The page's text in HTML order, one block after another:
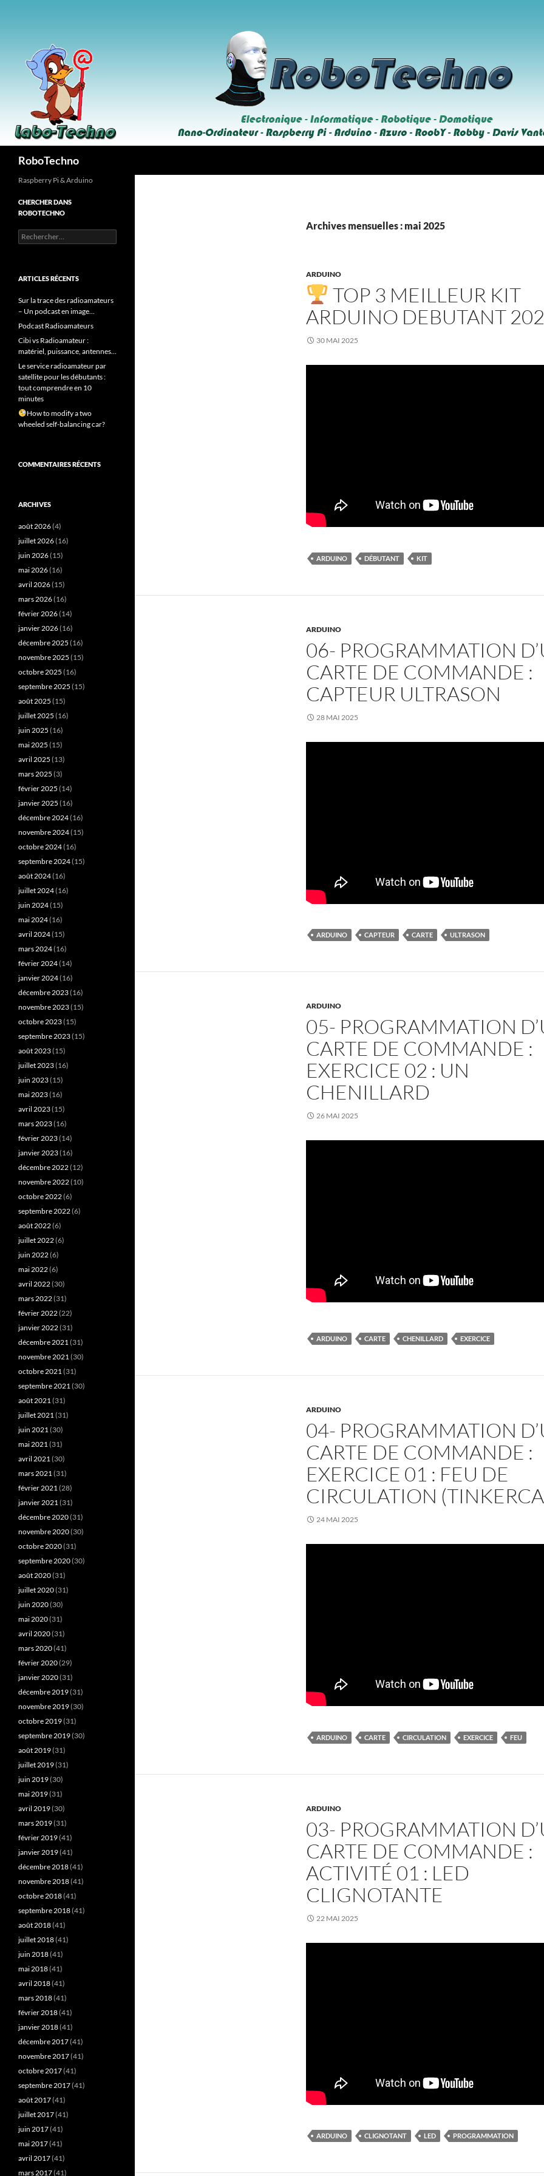
RoboTechno
Archives mensuelles : mai 2025
ARDUINO
TOP 3 MEILLEUR KIT
ARDUINO DEBUTANT
30 MAI 2025
ARDUINO DÉBUTANT KIT
ARDUINO
06- PROGRAMMATION
CARTE DE COMMANDE :
CAPTEUR ULTRASON
28 MAI 2025
ARDUINO CAPTEUR CARTE ULTRASON
ARDUINO
05- PROGRAMMATION
CARTE DE COMMANDE :
EXERCICE 02 : UN
CHENILLARD
26 MAI 2025
ARDUINO CARTE CHENILLARD EXERCICE
ARDUINO
04- PROGRAMMATION
CARTE DE COMMANDE :
EXERCICE 01 : FEU DE
CIRCULATION
24 MAI 2025
ARDUINO CARTE CIRCULATION EXERCICE FEU
ARDUINO
03- PROGRAMMATION
CARTE DE COMMANDE :
ACTIVITÉ 01 : LED
CLIGNOTANTE
22 MAI 2025
ARDUINO CLIGNOTANT LED PROGRAMMATION
Raspberry Pi & Arduino
CHERCHER DANS
ROBOTECHNO
Rechercher :
ARTICLES RÉCENTS
Sur la trace des radioamateurs
– Un podcast en image…
Podcast Radioamateurs
Cibi vs Radioamateur :
matériel, puissance, antennes…
Le service radioamateur par
satellite pour les débutants :
tout comprendre en 10
minutes
How to modify a two
wheeled self-balancing car?
COMMENTAIRES RÉCENTS
ARCHIVES
août 2026(4)
juillet 2026(16)
juin 2026(15)
mai 2026(16)
avril 2026(15)
mars 2026(16)
février 2026(14)
janvier 2026(16)
décembre 2025 (16)
novembre 2025 (15)
octobre 2025 (16)
septembre 2025 (15)
août 2025 (15)
juillet 2025 (16)
juin 2025 (16)
mai 2025 (15)
avril 2025 (13)
mars 2025 (3)
février 2025 (14)
janvier 2025 (16)
décembre 2024(16)
novembre 2024(15)
octobre 2024(16)
septembre 2024(15)
août 2024(16)
juillet 2024(16)
juin 2024(15)
mai 2024(16)
avril 2024(15)
mars 2024(16)
février 2024(14)
janvier 2024(16)
décembre 2023(16)
novembre 2023(15)
octobre 2023(15)
septembre 2023(15)
août 2023(15)
juillet 2023(16)
juin 2023(15)
mai 2023(16)
avril 2023(15)
mars 2023(16)
février 2023(14)
janvier 2023(16)
décembre 2022(12)
novembre 2022(10)
octobre 2022(6)
septembre 2022(6)
août 2022(6)
juillet 2022(6)
juin 2022(6)
mai 2022(6)
avril 2022(30)
mars 2022(31)
février 2022(22)
janvier 2022(31)
décembre 2021(31)
novembre 2021(30)
octobre 2021(31)
septembre 2021(30)
août 2021(31)
juillet 2021(31)
juin 2021(30)
mai 2021(31)
avril 2021(30)
mars 2021(31)
février 2021(28)
janvier 2021(31)
décembre 2020(31)
novembre 2020(30)
octobre 2020(31)
septembre 2020(30)
août 2020(31)
juillet 2020(31)
juin 2020(30)
mai 2020(31)
avril 2020(31)
mars 2020(41)
février 2020(29)
janvier 2020(31)
décembre 2019(31)
novembre 2019(30)
octobre 2019(31)
septembre 2019(30)
août 2019(31)
juillet 2019(31)
juin 2019(30)
mai 2019(31)
avril 2019(30)
mars 2019(31)
février 2019(41)
janvier 2019(41)
décembre 2018(41)
novembre 2018(41)
octobre 2018(41)
septembre 2018(41)
août 2018(41)
juillet 2018(41)
juin 2018(41)
mai 2018(41)
avril 2018(41)
mars 2018(41)
février 2018(41)
janvier 2018(41)
décembre 2017(41)
novembre 2017(41)
octobre 2017(41)
septembre 2017(41)
août 2017(41)
juillet 2017(41)
juin 2017(41)
mai 2017(41)
avril 2017(41)
mars 2017(41)